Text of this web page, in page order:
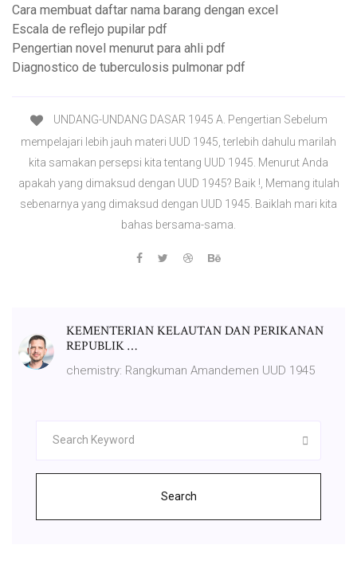
Cara membuat daftar nama barang dengan excel
Escala de reflejo pupilar pdf
Pengertian novel menurut para ahli pdf
Diagnostico de tuberculosis pulmonar pdf
UNDANG-UNDANG DASAR 1945 A. Pengertian Sebelum
mempelajari lebih jauh materi UUD 1945, terlebih dahulu marilah
kita samakan persepsi kita tentang UUD 1945. Menurut Anda
apakah yang dimaksud dengan UUD 1945? Baik !, Memang itulah
sebenarnya yang dimaksud dengan UUD 1945. Baiklah mari kita
bahas bersama-sama.
KEMENTERIAN KELAUTAN DAN PERIKANAN
REPUBLIK …
chemistry: Rangkuman Amandemen UUD 1945
Search